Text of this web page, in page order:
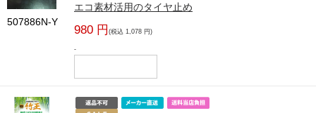
507886N-Y
エコ素材活用のタイヤ止め
980 円 (税込 1,078 円)
-